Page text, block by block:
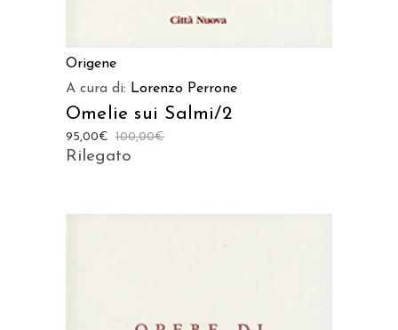
Origene
A cura di: Lorenzo Perrone
Omelie sui Salmi/2
100,00€
95,00€
Rilegato